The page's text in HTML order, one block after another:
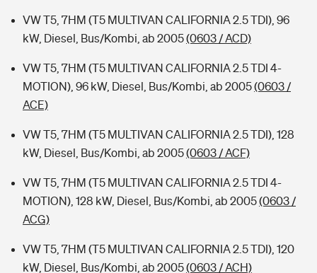
VW T5, 7HM (T5 MULTIVAN CALIFORNIA 2.5 TDI), 96
kW, Diesel, Bus/Kombi, ab 2005(0603 / ACD)
VW T5, 7HM (T5 MULTIVAN CALIFORNIA 2.5 TDI 4-
MOTION), 96 kW, Diesel, Bus/Kombi, ab 2005(0603 /
ACE)
VW T5, 7HM (T5 MULTIVAN CALIFORNIA 2.5 TDI), 128
kW, Diesel, Bus/Kombi, ab 2005(0603 / ACF)
VW T5, 7HM (T5 MULTIVAN CALIFORNIA 2.5 TDI 4-
MOTION), 128 kW, Diesel, Bus/Kombi, ab 2005(0603 /
ACG)
VW T5, 7HM (T5 MULTIVAN CALIFORNIA 2.5 TDI), 120
kW, Diesel, Bus/Kombi, ab 2005(0603 / ACH)